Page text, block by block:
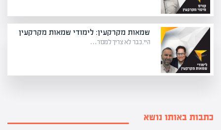
שמאות מקרקעין: לימודי שמאות מקרקעין
היי, כבר לא צריך למכור…
כתבות באותו נושא